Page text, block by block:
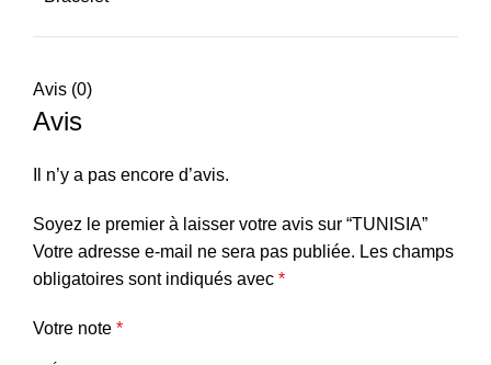
Avis (0)
Avis
Il n’y a pas encore d’avis.
Soyez le premier à laisser votre avis sur “TUNISIA”
Votre adresse e-mail ne sera pas publiée. Les champs
obligatoires sont indiqués avec *
Votre note *